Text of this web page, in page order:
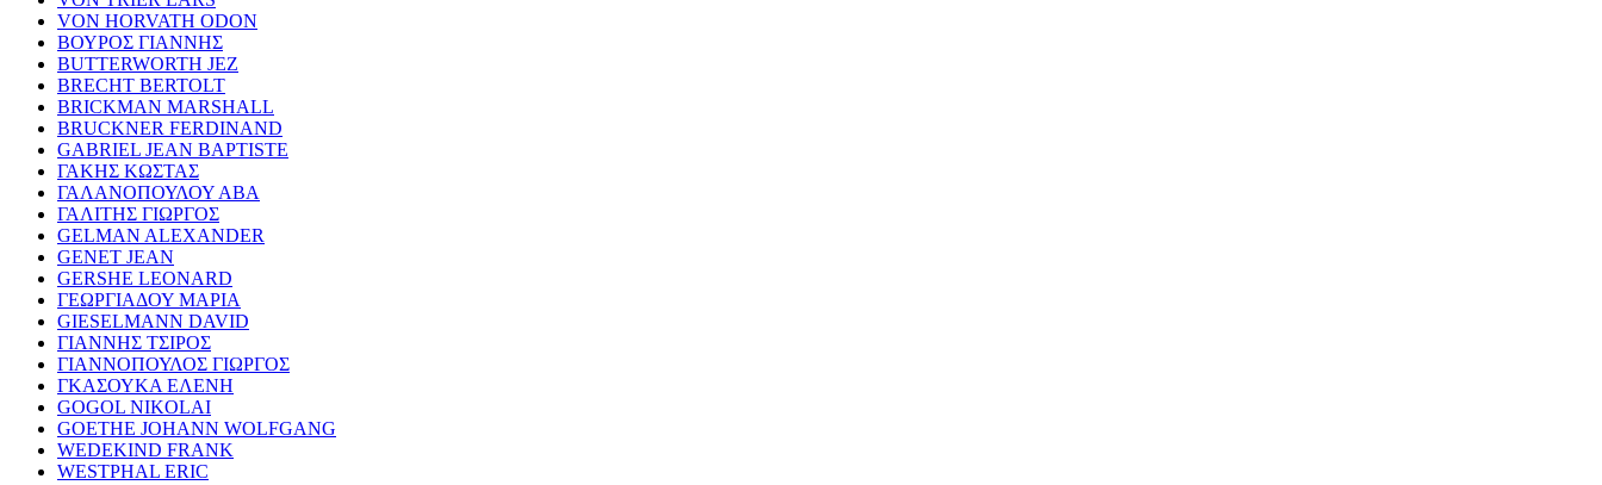
VON HORVATH ODON
ΒΟΥΡΟΣ ΓΙΑΝΝΗΣ
BUTTERWORTH JEZ
BRECHT BERTOLT
BRICKMAN MARSHALL
BRUCKNER FERDINAND
GABRIEL JEAN BAPTISTE
ΓΑΚΗΣ ΚΩΣΤΑΣ
ΓΑΛΑΝΟΠΟΥΛΟΥ ΑΒΑ
ΓΑΛΙΤΗΣ ΓΙΩΡΓΟΣ
GELMAN ALEXANDER
GENET JEAN
GERSHE LEONARD
ΓΕΩΡΓΙΑΔΟΥ ΜΑΡΙΑ
GIESELMANN DAVID
ΓΙΑΝΝΗΣ ΤΣΙΡΟΣ
ΓΙΑΝΝΟΠΟΥΛΟΣ ΓΙΩΡΓΟΣ
ΓΚΑΣΟΥΚΑ ΕΛΕΝΗ
GOGOL NIKOLAI
GOETHE JOHANN WOLFGANG
WEDEKIND FRANK
WESTPHAL ERIC